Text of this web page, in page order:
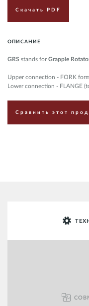
Скачать PDF
ОПИСАНИЕ
GRS stands forGrapple
Upper connection - FORK
Lower connection - FLANGE
Сравнить этот